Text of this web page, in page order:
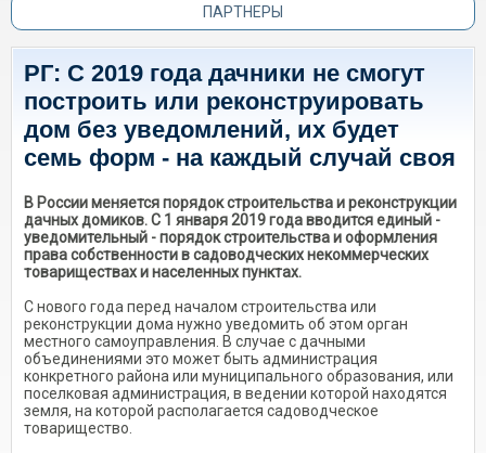
ПАРТНЕРЫ
РГ: С 2019 года дачники не смогут
построить или реконструировать
дом без уведомлений, их будет
семь форм - на каждый случай своя
В России меняется порядок строительства и реконструкции
дачных домиков. С 1 января 2019 года вводится единый -
уведомительный - порядок строительства и оформления
права собственности в садоводческих некоммерческих
товариществах и населенных пунктах.
С нового года перед началом строительства или
реконструкции дома нужно уведомить об этом орган
местного самоуправления. В случае с дачными
объединениями это может быть администрация
конкретного района или муниципального образования, или
поселковая администрация, в ведении которой находятся
земля, на которой располагается садоводческое
товарищество.